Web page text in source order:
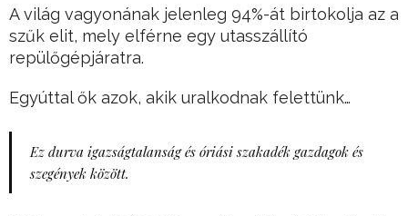
A világ vagyonának jelenleg 94%-át birtokolja az a
szűk elit, mely elférne egy utasszállító
repülőgépjáratra.
Egyúttal ők azok, akik uralkodnak felettünk…
Ez durva igazságtalanság és óriási szakadék gazdagok és
szegények között.